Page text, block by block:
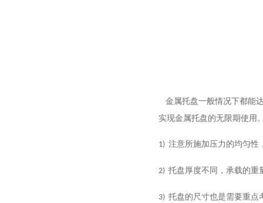
金属托盘一般情况下都能达
实现金属托盘的无限期使用
1) 注意所施加压力的均匀性
2) 托盘厚度不同，承载的
3) 托盘的尺寸也是需要重点考